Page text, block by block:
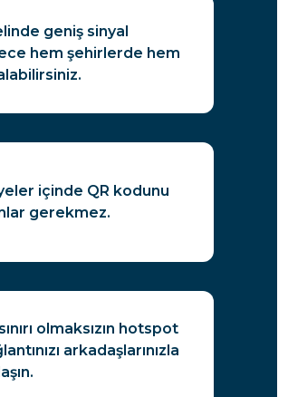
geniş sinyal
hem şehirlerde hem
içinde QR kodunu
gerekmez.
olmaksızın hotspot
arkadaşlarınızla